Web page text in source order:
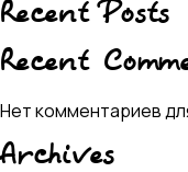
Recent Posts
Recent
Нет комментариев
Archives